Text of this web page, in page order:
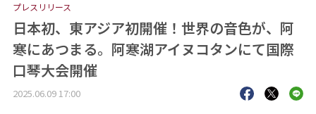
おすすめコンテンツ
出版物
会社概要
プレスリリース
日本初、東アジア初開催！世界の音色が、阿
寒にあつまる。阿寒湖アイヌコタンにて国際
口琴大会開催
2025.06.09 17:00